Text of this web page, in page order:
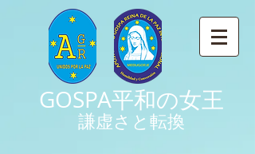
GOSPA平和の女王
謙虚さと転換